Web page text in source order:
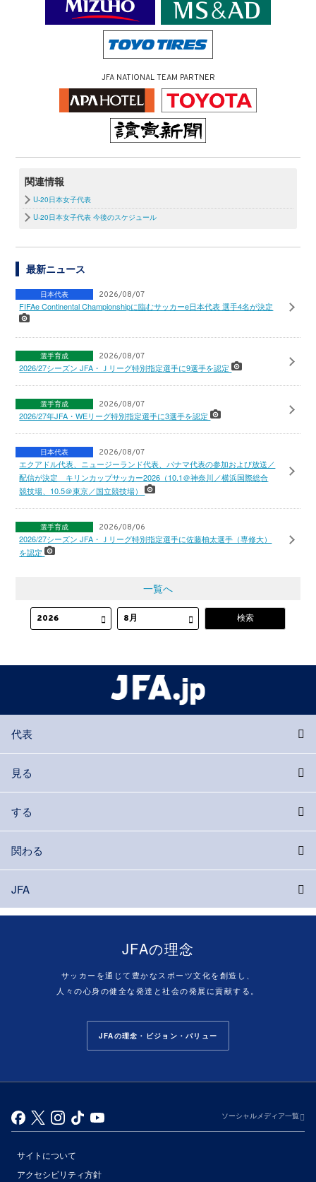
JFA NATIONAL TEAM PARTNER
関連情報
U-20日本女子代表
U-20日本女子代表 今後のスケジュール
最新ニュース
日本代表 2026/08/07
FIFAe Continental Championshipに臨むサッカーe日本代表 選手4名が決定
選手育成 2026/08/07
2026/27シーズン JFA・Ｊリーグ特別指定選手に9選手を認定
選手育成 2026/08/07
2026/27年JFA・WEリーグ特別指定選手に3選手を認定
日本代表 2026/08/07
エクアドル代表、ニュージーランド代表、パナマ代表の参加および放送／
配信が決定 キリンカップサッカー2026（10.1＠神奈川／横浜国際総合
競技場、10.5＠東京／国立競技場）
選手育成 2026/08/06
2026/27シーズン JFA・Ｊリーグ特別指定選手に佐藤柚太選手（専修大）
を認定
一覧へ
代表
見る
する
関わる
JFA
JFAの理念
サッカーを通じて豊かなスポーツ文化を創造し、
人々の心身の健全な発達と社会の発展に貢献する。
JFAの理念・ビジョン・バリュー
ソーシャルメディア一覧
サイトについて
アクセシビリティ方針